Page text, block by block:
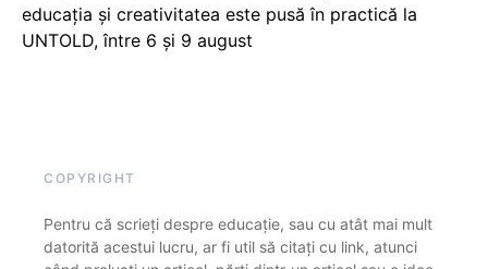
educația și creativitatea este pusă în practică la
UNTOLD, între 6 și 9 august
COPYRIGHT
Pentru că scrieți despre educație, sau cu atât mai mult
datorită acestui lucru, ar fi util să citați cu link, atunci